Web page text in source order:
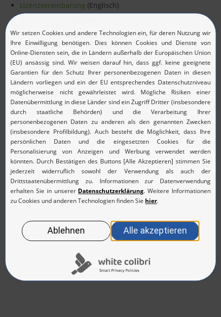
Lizenzvereinbarung (Englisch)
Service Packzum Upgrade auf die aktuellste Version - für
bestehende Kunden (Englisch)